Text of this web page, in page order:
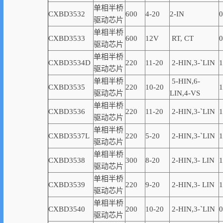
CXBD3532
单相半桥
驱动芯片
600 4-20 2-IN
CXBD3533
单相半桥
驱动芯片
600 12V RT, CT
CXBD3534D
单相半桥
驱动芯片
220 11-20 2-HIN,3-`LIN
CXBD3535
单相半桥
驱动芯片
220 10-20
5-HIN,6-
LIN,4-VS
CXBD3536
单相半桥
驱动芯片
220 11-20 2-HIN,3-`LIN
CXBD3537L
单相半桥
驱动芯片
220 5-20 2-HIN,3-`LIN
CXBD3538
单相半桥
驱动芯片
300 8-20 2-HIN,3- LIN
CXBD3539
单相半桥
驱动芯片
220 9-20 2-HIN,3- LIN
CXBD3540
单相半桥
驱动芯片
200 10-20 2-HIN,3-`LIN